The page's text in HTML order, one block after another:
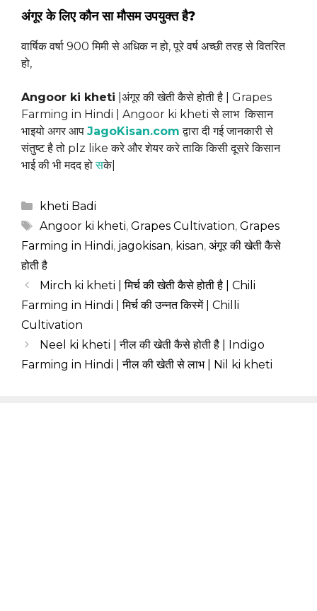
अंगूर के लिए कौन सा मौसम उपयुक्त है?
वार्षिक वर्षा 900 मिमी से अधिक न हो, पूरे वर्ष अच्छी तरह से वितरित
हो,
Angoor ki kheti |अंगूर की खेती कैसे होती है | Grapes
Farming in Hindi | Angoor ki kheti से लाभ किसान
भाइयो अगर आप JagoKisan.com द्वारा दी गई जानकारी से
संतुष्ट है तो plz like करे और शेयर करे ताकि किसी दूसरे किसान
भाई की भी मदद होसके|
Categories
kheti Badi
Tags
Angoor ki kheti, Grapes Cultivation, Grapes
Farming in Hindi, jagokisan, kisan, अंगूर की खेती कैसे
होती है
Mirch ki kheti | मिर्च की खेती कैसे होती है | Chili
Farming in Hindi | मिर्च की उन्नत किस्में | Chilli
Cultivation
Neel ki kheti | नील की खेती कैसे होती है | Indigo
Farming in Hindi | नील की खेती से लाभ | Nil ki kheti